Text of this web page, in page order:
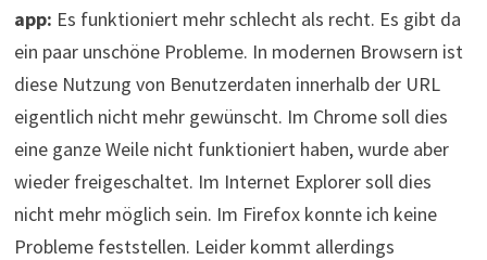
app: Es funktioniert mehr schlecht als recht. Es gibt da
ein paar unschöne Probleme. In modernen Browsern ist
diese Nutzung von Benutzerdaten innerhalb der URL
eigentlich nicht mehr gewünscht. Im Chrome soll dies
eine ganze Weile nicht funktioniert haben, wurde aber
wieder freigeschaltet. Im Internet Explorer soll dies
nicht mehr möglich sein. Im Firefox konnte ich keine
Probleme feststellen. Leider kommt allerdings